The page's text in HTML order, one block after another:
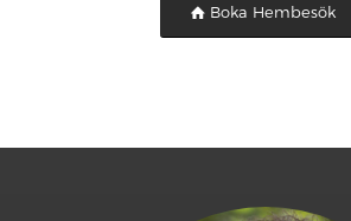
Boka Hembesök